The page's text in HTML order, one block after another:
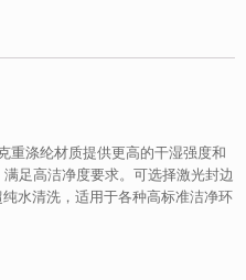
重涤纶材质提供更高的干湿强度和
足高洁净度要求。可选择激光封边
水清洗，适用于各种高标准洁净环